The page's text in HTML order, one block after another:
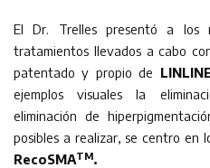
El Dr. Trelles presentó a los
tratamientos llevados a cabo
patentado y propio de
ejemplos visuales la
eliminación de
posibles a realizar, se centro en
RecoSMATM.